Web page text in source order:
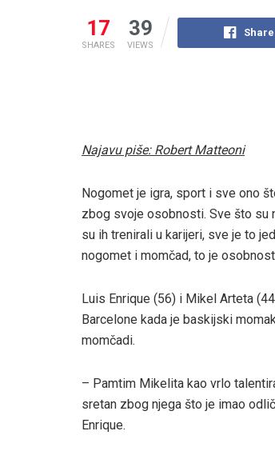
17
SHARES
39
VIEWS
Najavu piše: Robert Matteoni
Nogomet je igra, sport i sve ono
zbog svoje osobnosti. Sve što su
su ih trenirali u karijeri, sve je to
nogomet i momčad, to je
Luis Enrique (56) i Mikel Arteta
Barcelone kada je baskijski
momčadi.
– Pamtim Mikelita kao vrlo
sretan zbog njega što je imao
Enrique.